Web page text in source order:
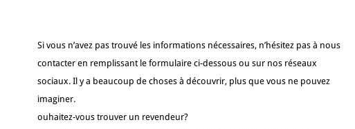
Si vous n’avez pas trouvé les informations nécessaires, n’hésitez pas à nous
contacter en remplissant le formulaire ci-dessous ou sur nos réseaux
sociaux. Il y a beaucoup de choses à découvrir, plus que vous ne pouvez
imaginer.
ouhaitez-vous trouver un revendeur?